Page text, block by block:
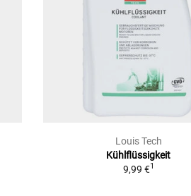
Louis Tech
Kühlflüssigkeit
9,99 €1